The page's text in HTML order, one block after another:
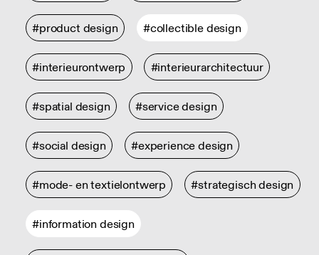
#product design #collectible design
#interieurontwerp #interieurarchitectuur
#spatial design #service design
#social design #experience design
#mode- en textielontwerp #strategisch design
#information design